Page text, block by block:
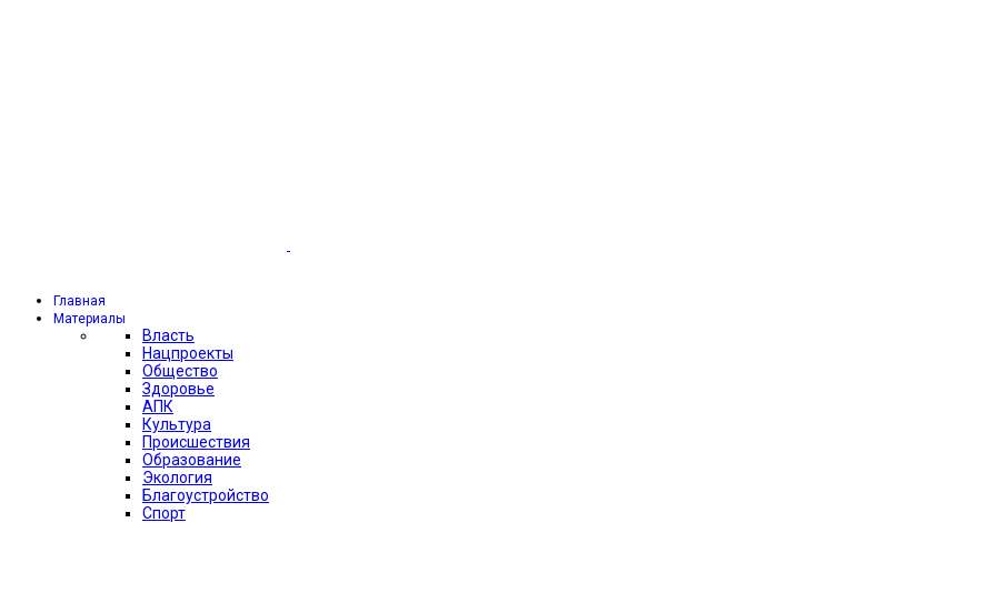
Главная
Материалы
Власть
Нацпроекты
Общество
Здоровье
АПК
Культура
Происшествия
Образование
Экология
Благоустройство
Спорт